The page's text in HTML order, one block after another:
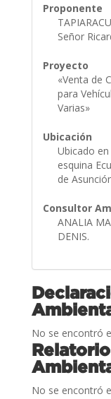
Proponente
Señor
Proyecto
«Venta de
para
Varias»
Ubicación
Ubicado
esquina
de
Consultor
ANALIA
DENIS.
No se encontró
No se encontró